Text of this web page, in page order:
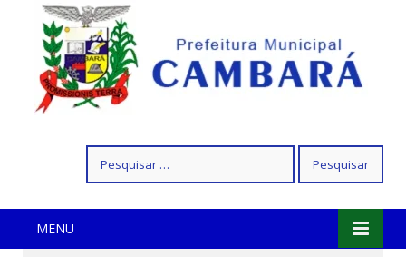
por:
MENU